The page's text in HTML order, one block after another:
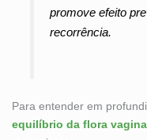
promove efeito
recorrência.
Para entender em
equilíbrio da flora